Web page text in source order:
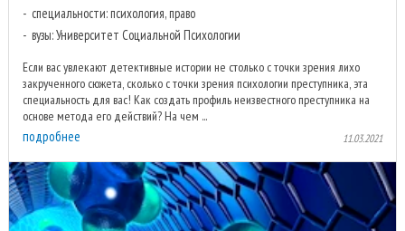
специальности: психология, право
вузы: Университет Социальной Психологии
Если вас увлекают детективные истории не столько с точки зрения лихо
закрученного сюжета, сколько с точки зрения психологии преступника, эта
специальность для вас! Как создать профиль неизвестного преступника на
основе метода его действий? На чем ...
подробнее 11.03.2021